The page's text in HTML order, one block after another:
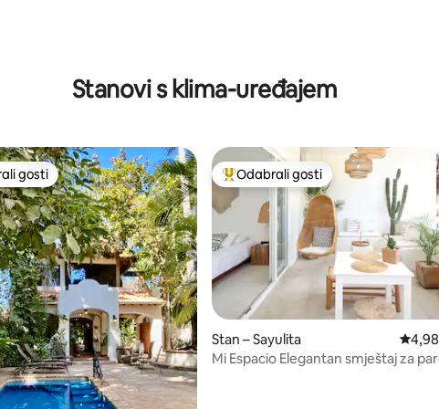
Stanovi s klima-uređajem
5, recenzija: 11
rangiranima s oznakom „Odabrali gosti”
gosti Među najviše rangiranima s
Odabrali gosti
Stan – Sayulita
Mi Espacio Elegantan smještaj za